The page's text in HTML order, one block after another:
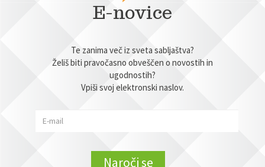
E-novice
Te zanima več iz sveta sabljaštva?
Želiš biti pravočasno obveščen o novostih in
ugodnostih?
Vpiši svoj elektronski naslov.
Naroči se